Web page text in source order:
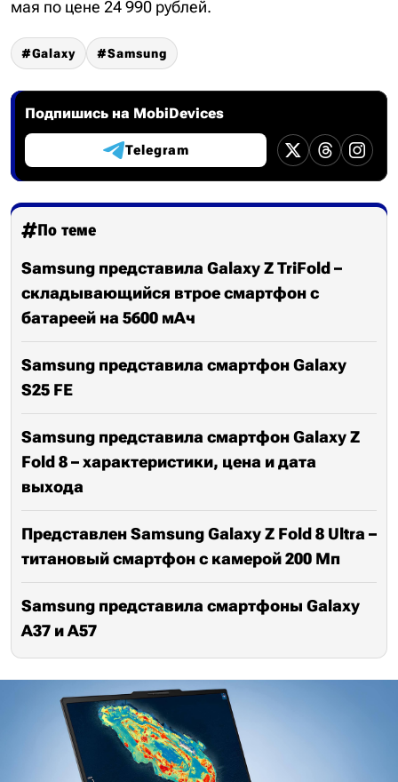
мая по цене 24 990 рублей.
Galaxy Samsung
Подпишись на MobiDevices
Telegram
По теме
Samsung представила Galaxy Z TriFold –
складывающийся втрое смартфон с
батареей на 5600 мАч
Samsung представила смартфон Galaxy
S25 FE
Samsung представила смартфон Galaxy Z
Fold 8 – характеристики, цена и дата
выхода
Представлен Samsung Galaxy Z Fold 8 Ultra –
титановый смартфон с камерой 200 Мп
Samsung представила смартфоны Galaxy
A37 и A57